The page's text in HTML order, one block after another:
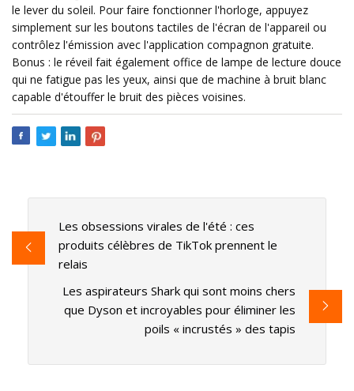
le lever du soleil. Pour faire fonctionner l'horloge, appuyez
simplement sur les boutons tactiles de l'écran de l'appareil ou
contrôlez l'émission avec l'application compagnon gratuite.
Bonus : le réveil fait également office de lampe de lecture douce
qui ne fatigue pas les yeux, ainsi que de machine à bruit blanc
capable d'étouffer le bruit des pièces voisines.
Les obsessions virales de l'été : ces
produits célèbres de TikTok prennent le
relais
Les aspirateurs Shark qui sont moins chers
que Dyson et incroyables pour éliminer les
poils « incrustés » des tapis